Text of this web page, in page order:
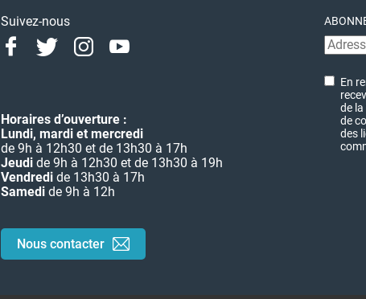
Suivez-nous
FacebookTwitterInstagramYoutube
Horaires d’ouverture :
Lundi, mardi et mercredi
de 9h à 12h30 et de 13h30 à 17h
Jeudi de 9h à 12h30 et de 13h30 à 19h
Vendredi de 13h30 à 17h
Samedi de 9h à 12h
Nous contacter
En
de
de
des